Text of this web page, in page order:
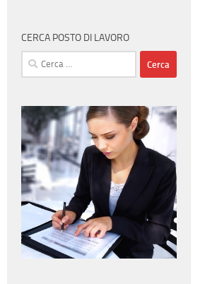
CERCA POSTO DI LAVORO
Ricerca
per: